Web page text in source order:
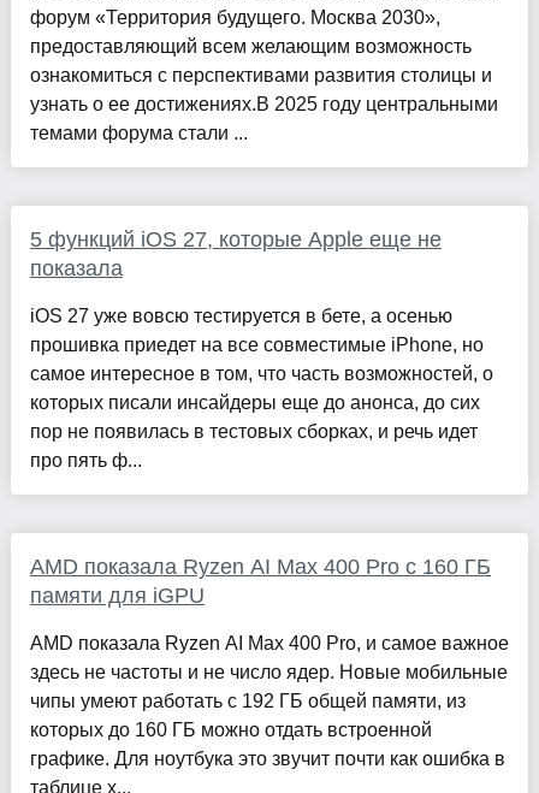
форум «Территория будущего. Москва 2030»,
предоставляющий всем желающим возможность
ознакомиться с перспективами развития столицы и
узнать о ее достижениях.В 2025 году центральными
темами форума стали ...
5 функций iOS 27, которые Apple еще не
показала
iOS 27 уже вовсю тестируется в бете, а осенью
прошивка приедет на все совместимые iPhone, но
самое интересное в том, что часть возможностей, о
которых писали инсайдеры еще до анонса, до сих
пор не появилась в тестовых сборках, и речь идет
про пять ф...
AMD показала Ryzen AI Max 400 Pro с 160 ГБ
памяти для iGPU
AMD показала Ryzen AI Max 400 Pro, и самое важное
здесь не частоты и не число ядер. Новые мобильные
чипы умеют работать с 192 ГБ общей памяти, из
которых до 160 ГБ можно отдать встроенной
графике. Для ноутбука это звучит почти как ошибка в
таблице х...